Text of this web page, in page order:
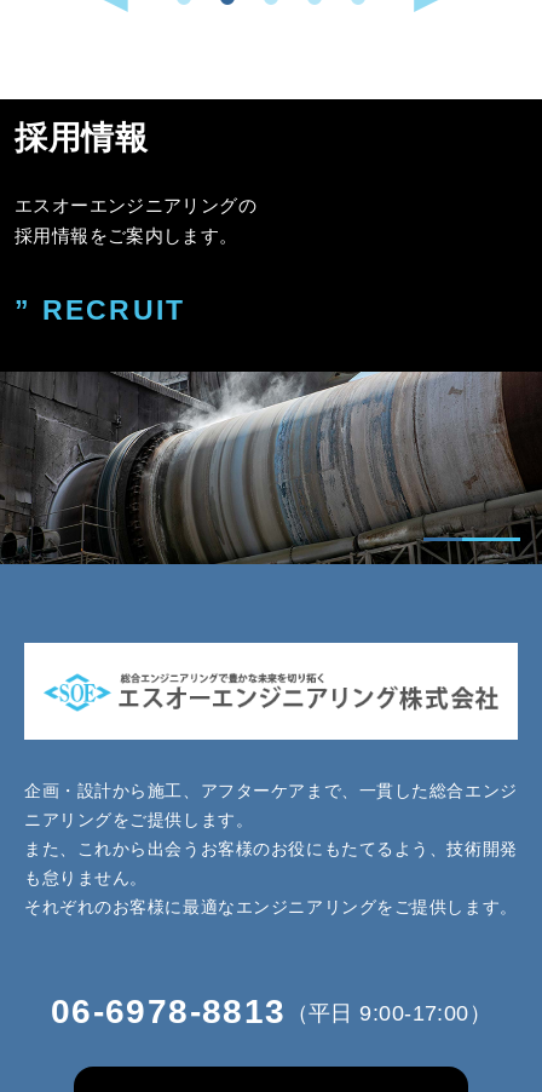
採用情報
エスオーエンジニアリングの
採用情報をご案内します。
” RECRUIT
企画・設計から施工、アフターケアまで、一貫した総合エンジ
ニアリングをご提供します。
また、これから出会うお客様のお役にもたてるよう、技術開発
も怠りません。
それぞれのお客様に最適なエンジニアリングをご提供します。
06-6978-8813 （平日 9:00-17:00）